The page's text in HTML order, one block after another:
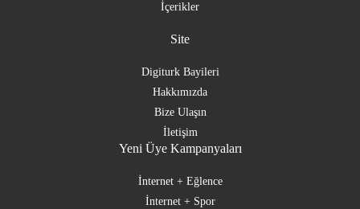
İçerikler
Site
Digiturk Bayileri
Hakkımızda
Bize Ulaşın
İletişim
Yeni Üye Kampanyaları
İnternet + Eğlence
İnternet + Spor